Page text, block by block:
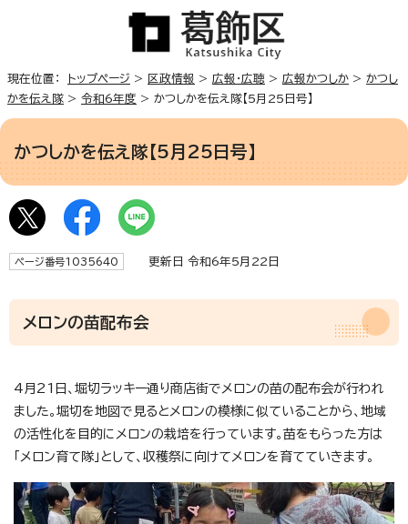
現在位置： トップページ > 区政情報 > 広報・広聴 > 広報かつしか > かつし
かを伝え隊 > 令和6年度 > かつしかを伝え隊【5月25日号】
かつしかを伝え隊【5月25日号】
ページ番号1035640 更新日 令和6年5月22日
メロンの苗配布会
4月21日、堀切ラッキー通り商店街でメロンの苗の配布会が行われ
ました。堀切を地図で見るとメロンの模様に似ていることから、地域
の活性化を目的にメロンの栽培を行っています。苗をもらった方は
「メロン育て隊」として、収穫祭に向けてメロンを育てていきます。